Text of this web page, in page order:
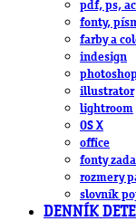
pdf, ps,
fonty,
farby a
indesign
photoshop
illustrator
lightroom
OS X
office
fonty
rozmery
slovník
DENNÍK